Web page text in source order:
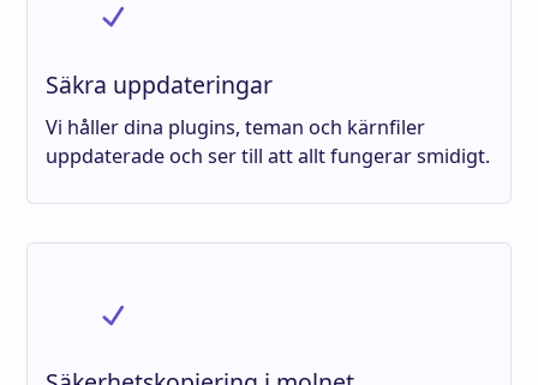
Säkra uppdateringar
Vi håller dina plugins, teman och kärnfiler
uppdaterade och ser till att allt fungerar smidigt.